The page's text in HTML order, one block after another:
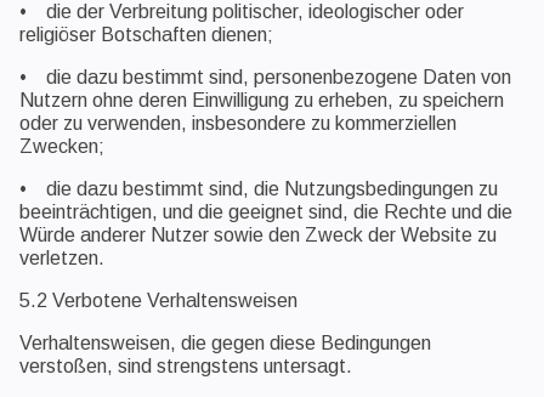
• die der Verbreitung politischer, ideologischer oder
religiöser Botschaften dienen;
• die dazu bestimmt sind, personenbezogene Daten von
Nutzern ohne deren Einwilligung zu erheben, zu speichern
oder zu verwenden, insbesondere zu kommerziellen
Zwecken;
• die dazu bestimmt sind, die Nutzungsbedingungen zu
beeinträchtigen, und die geeignet sind, die Rechte und die
Würde anderer Nutzer sowie den Zweck der Website zu
verletzen.
5.2 Verbotene Verhaltensweisen
Verhaltensweisen, die gegen diese Bedingungen
verstoßen, sind strengstens untersagt.